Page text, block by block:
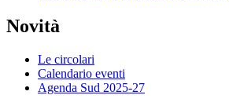
Novità
Le circolari
Calendario eventi
Agenda Sud 2025-27